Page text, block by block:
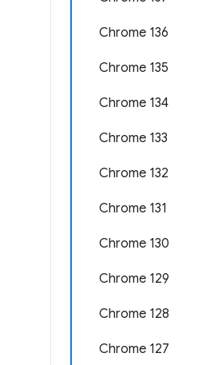
Chrome 136
Chrome 135
Chrome 134
Chrome 133
Chrome 132
Chrome 131
Chrome 130
Chrome 129
Chrome 128
Chrome 127